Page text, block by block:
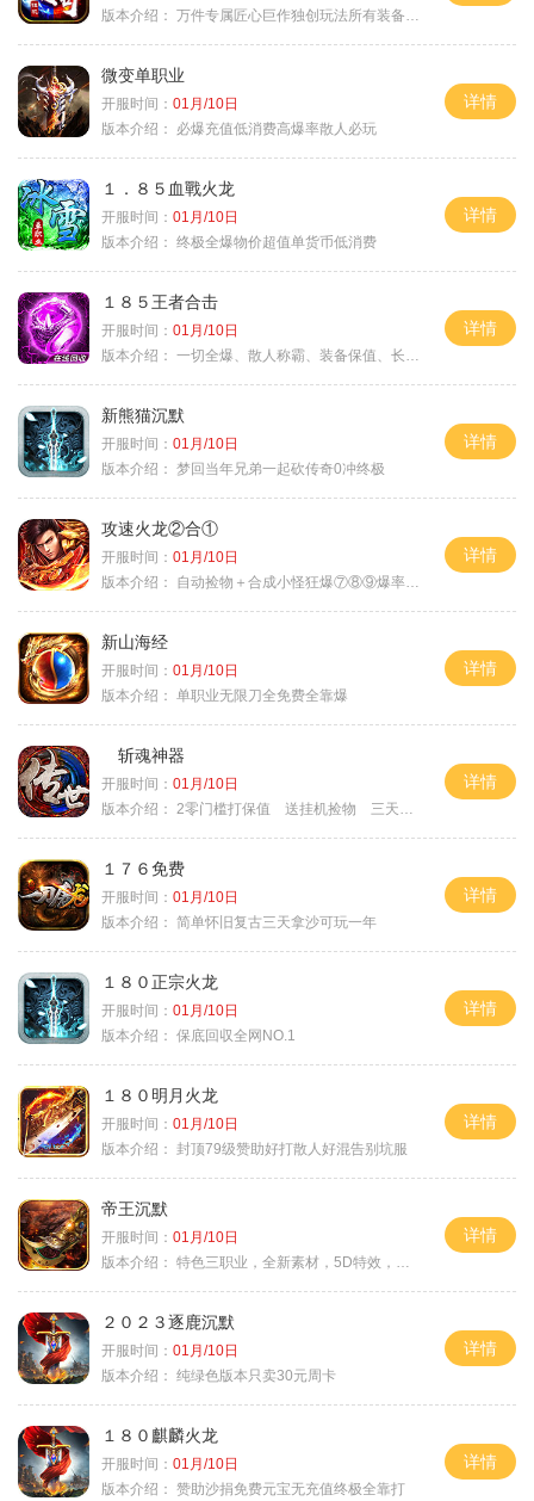
版本介绍： 万件专属匠心巨作独创玩法所有装备靠打
微变单职业
开服时间： 01月/10日
版本介绍：
必爆充值低消费高爆率散人必玩
详情
１．８５血戰火龙
开服时间： 01月/10日
版本介绍： 终极全爆物价超值单货币低消费
详情
１８５王者合击
开服时间： 01月/10日
版本介绍： 一切全爆、散人称霸、装备保值、长期耐玩
详情
新熊猫沉默
开服时间： 01月/10日
版本介绍： 梦回当年兄弟一起砍传奇0冲终极
详情
攻速火龙②合①
开服时间： 01月/10日
版本介绍：
自动捡物＋合成小怪狂爆⑦⑧⑨爆率+９
详情
新山海经
开服时间： 01月/10日
版本介绍： 单职业无限刀全免费全靠爆
详情
斩魂神器
开服时间： 01月/10日
版本介绍： 2零门槛打保值 送挂机捡物 三天合区
详情
１７６免费
开服时间： 01月/10日
版本介绍： 简单怀旧复古三天拿沙可玩一年
详情
１８０正宗火龙
开服时间： 01月/10日
版本介绍： 保底回収全网NO.1
详情
１８０明月火龙
开服时间： 01月/10日
版本介绍： 封顶79级赞助好打散人好混告别坑服
详情
帝王沉默
开服时间： 01月/10日
版本介绍： 特色三职业，全新素材，5D特效，不卡图
详情
２０２３逐鹿沉默
开服时间： 01月/10日
版本介绍： 纯绿色版本只卖30元周卡
详情
１８０麒麟火龙
开服时间： 01月/10日
版本介绍： 赞助沙捐免费元宝无充值终极全靠打
详情